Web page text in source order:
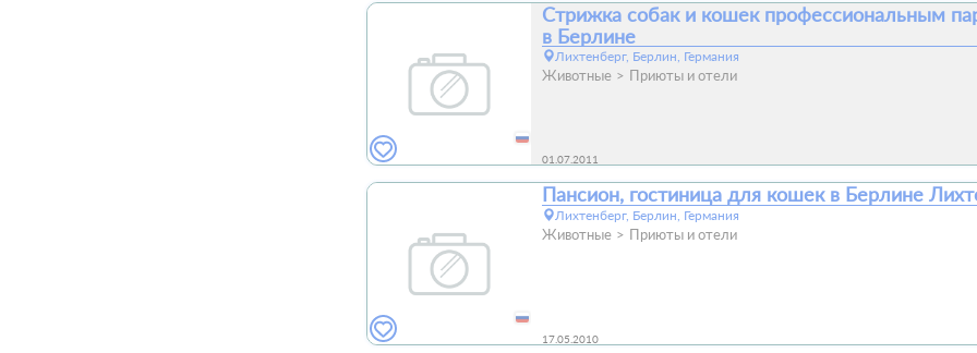
Стрижка собак и кошек профессиональным
в Берлине
Лихтенберг, Берлин, Германия
Животные Приюты и отели
01.07.2011
Пансион, гостиница для кошек в Берлине
Лихтенберг, Берлин, Германия
Животные Приюты и отели
17.05.2010